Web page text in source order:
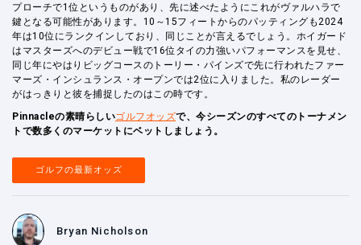
プローチで1位というものがあり、先に述べたようにこれがヴァルハラで
鍵となる可能性があります。10～15フィートからのパッティングも2024
年は10位にランクインしており、同じことが言えるでしょう。ホイガード
はマスターズへのデビュー戦で16位タイの力強いパフォーマンスを見せ、
同じ年にやはりビッグコースのトーリー・パインズで先に行われたファー
マーズ・インシュランス・オープンでは2位に入りました。私のレーダー
がはっきりと彼を捕捉したのはこの時です。
Pinnacleの素晴らしいゴルフオッズで、今シーズンのすべてのトーナメン
トで数多くのマーケットにベットしましょう。
ゴルフの最新オッズ
Bryan Nicholson